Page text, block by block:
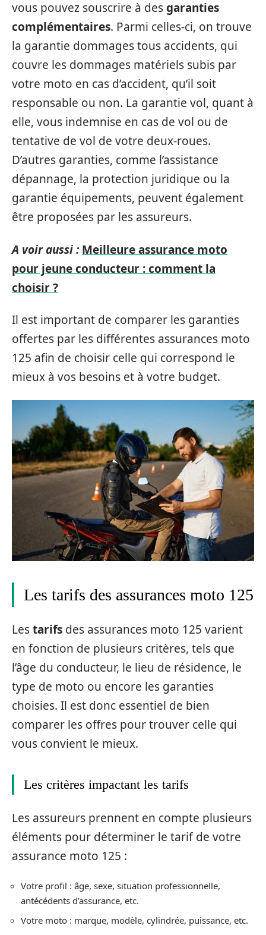
vous pouvez souscrire à desgaranties
complémentaires. Parmi celles-ci, on trouve
la garantie dommages tous accidents, qui
couvre les dommages matériels subis par
votre moto en cas d’accident, qu’il soit
responsable ou non. La garantie vol, quant à
elle, vous indemnise en cas de vol ou de
tentative de vol de votre deux-roues.
D’autres garanties, comme l’assistance
dépannage, la protection juridique ou la
garantie équipements, peuvent également
être proposées par les assureurs.
A voir aussi : Meilleure assurance moto
pour jeune conducteur : comment la
choisir ?
Il est important de comparer les garanties
offertes par les différentes assurances moto
125 afin de choisir celle qui correspond le
mieux à vos besoins et à votre budget.
Les tarifs des assurances moto 125
Lestarifs des assurances moto 125 varient
en fonction de plusieurs critères, tels que
l’âge du conducteur, le lieu de résidence, le
type de moto ou encore les garanties
choisies. Il est donc essentiel de bien
comparer les offres pour trouver celle qui
vous convient le mieux.
Les critères impactant les tarifs
Les assureurs prennent en compte plusieurs
éléments pour déterminer le tarif de votre
assurance moto 125 :
Votre profil : âge, sexe, situation professionnelle,
antécédents d’assurance, etc.
Votre moto : marque, modèle, cylindrée, puissance, etc.